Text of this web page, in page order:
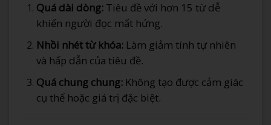
Quá dài dòng:Tiêu đề với hơn 15 từ dễ
khiến người đọc mất hứng.
Nhồi nhét từ khóa:Làm giảm tính tự nhiên
và hấp dẫn của tiêu đề.
Quá chung chung:Không tạo được cảm giác
cụ thể hoặc giá trị đặc biệt.